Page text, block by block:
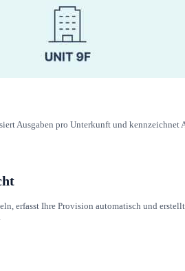
Ausgaben pro Unterkunft und
erfasst Ihre Provision automatisch und